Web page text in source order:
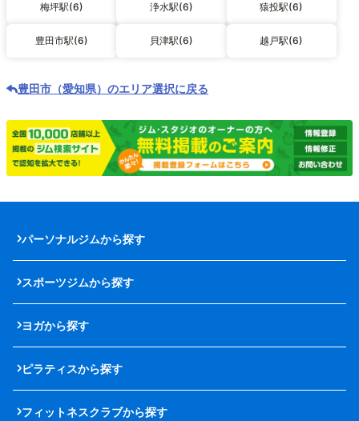
梅坪駅(6) 浄水駅(6) 猿投駅(6)
豊田市駅(6) 貝津駅(6) 越戸駅(6)
豊田市（愛知県）のエリア選択に戻る
パーソナルジムから探す
スポーツジムから探す
ヨガから探す
ピラティスから探す
フィットネスクラブから探す